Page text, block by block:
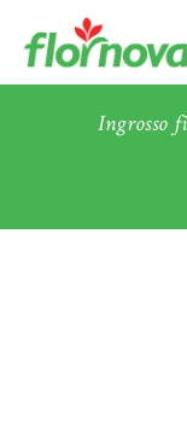
Ingrosso